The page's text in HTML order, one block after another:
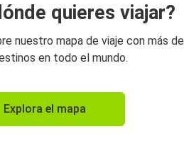
quieres viajar?
nuestro mapa de viaje con más de
en todo el mundo.
Explora el mapa